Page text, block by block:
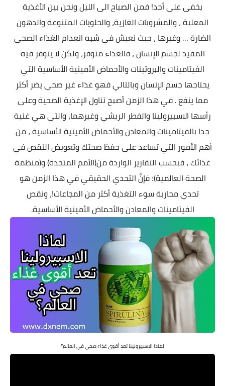
يخفى على أحد! فمن الصباح الى الليل ونحن بين الأغذية
المعلبة ، والمشروبات الغازية، والحلويات المتنوعة والدهون
الضارة … وغيرها ، حيث نعيش في شبه انعدام الغذاء الصحي
المفيد لجسم الإنسان ، فالغذاء متوفر، ولكن لا يتوفر فيه
الفيتامينات والبروتينات والأحماض الأمينية الأساسية التي
يحتاجها جسم الإنسان وبالتالي فهو غذاء غير صحي يضر أكثر
مما ينفع . في هذا الزمن أصبح تناول الإغذية الصحية وعلى
رأسها الاسبيرولينا والفطر الريشي وغيرهما، والتي هي غنية
جدا بالفيتامينات والمعادن والأحماض الأمينية الأساسية ، من
أهم الأمور التي تساعد على حفظ صحتك وتعويض النقص في
غذائك ، فبحسب التقارير الواردة من(الأمم المتحدة) و(منظمة
الصحة العالمية)؛ فإنَّ التحدي الحقيقي في هذا الزمن هو
تحدي محاربة سوء التغذية أكثر من المجاعات!، ونقص
الفيتامينات والمعادن والأحماض الأمينية الأساسية.
لماذا الاسبيرولينا تعد أقوى غذاء صحي في العالم؟